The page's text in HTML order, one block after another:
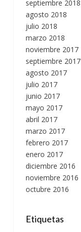
septiembre 2018
agosto 2018
julio 2018
marzo 2018
noviembre 2017
septiembre 2017
agosto 2017
julio 2017
junio 2017
mayo 2017
abril 2017
marzo 2017
febrero 2017
enero 2017
diciembre 2016
noviembre 2016
octubre 2016
Etiquetas